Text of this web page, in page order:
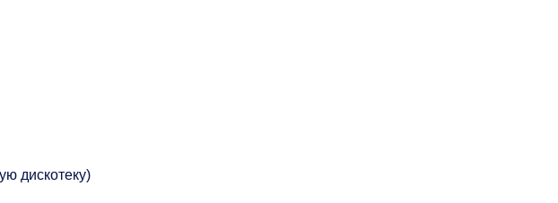
дискотеку)